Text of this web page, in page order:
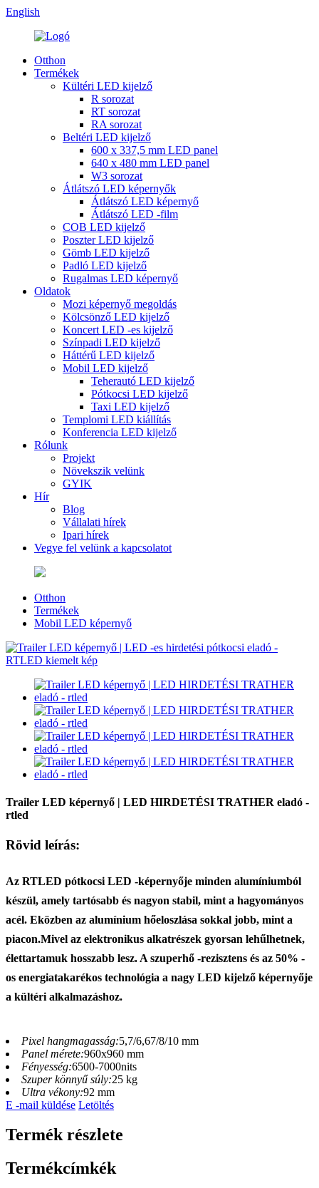
English
Otthon
Termékek
Kültéri LED kijelző
R sorozat
RT sorozat
RA sorozat
Beltéri LED kijelző
600 x 337,5 mm LED panel
640 x 480 mm LED panel
W3 sorozat
Átlátszó LED képernyők
Átlátszó LED képernyő
Átlátszó LED -film
COB LED kijelző
Poszter LED kijelző
Gömb LED kijelző
Padló LED kijelző
Rugalmas LED képernyő
Oldatok
Mozi képernyő megoldás
Kölcsönző LED kijelző
Koncert LED -es kijelző
Színpadi LED kijelző
Háttérű LED kijelző
Mobil LED kijelző
Teherautó LED kijelző
Pótkocsi LED kijelző
Taxi LED kijelző
Templomi LED kiállítás
Konferencia LED kijelző
Rólunk
Projekt
Növekszik velünk
GYIK
Hír
Blog
Vállalati hírek
Ipari hírek
Vegye fel velünk a kapcsolatot
Otthon
Termékek
Mobil LED képernyő
Trailer LED képernyő | LED HIRDETÉSI TRATHER eladó -
rtled
Rövid leírás:
Az RTLED pótkocsi LED -képernyője minden alumíniumból
készül, amely tartósabb és nagyon stabil, mint a hagyományos
acél. Eközben az alumínium hőeloszlása ​​sokkal jobb, mint a
piacon.Mivel az elektronikus alkatrészek gyorsan lehűlhetnek,
élettartamuk hosszabb lesz. A szuperhő -rezisztens és az 50% -
os energiatakarékos technológia a nagy LED kijelző képernyője
a kültéri alkalmazáshoz.
Pixel hangmagasság:5,7/6,67/8/10 mm
Panel mérete:960x960 mm
Fényesség:6500-7000nits
Szuper könnyű súly:25 kg
Ultra vékony:92 mm
E -mail küldése Letöltés
Termék részlete
Termékcímkék